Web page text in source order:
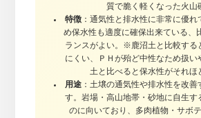
質で脆く軽くなった火山
特徴 ：通気性と排水性に非常に優
め保水性も適度に確保出来ている、
ランスがよい。※鹿沼土と比較する
にくい、ＰＨが殆ど中性なため扱い
土と比べると保水性がそれほ
用途 ：土壌の通気性や排水性を改善
す。岩場・高山地帯・砂地に自生す
のに向いており、多肉植物・サボ